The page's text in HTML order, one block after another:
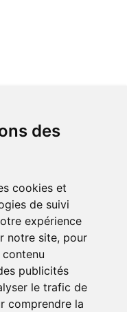
des
cookies et
de suivi
expérience
notre site, pour
publicités
le trafic de
comprendre la
de paiement
/ Livraison
à la pharmacie en Click
cyclo-urbaines à Liège
: